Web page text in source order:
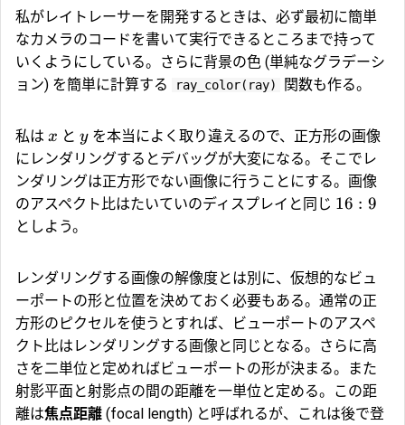
私がレイトレーサーを開発するときは、必ず最初に簡単
なカメラのコードを書いて実行できるところまで持って
いくようにしている。さらに背景の色 (単純なグラデーシ
ョン) を簡単に計算する
ray_color(ray) 関数も作る。
私は x と yを本当によく取り違えるので、正方形の画像
にレンダリングするとデバッグが大変になる。そこでレ
ンダリングは正方形でない画像に行うことにする。画像
のアスペクト比はたいていのディスプレイと同じ 16 : 9
としよう。
レンダリングする画像の解像度とは別に、仮想的なビュ
ーポートの形と位置を決めておく必要もある。通常の正
方形のピクセルを使うとすれば、ビューポートのアスペ
クト比はレンダリングする画像と同じとなる。さらに高
さを二単位と定めればビューポートの形が決まる。また
射影平面と射影点の間の距離を一単位と定める。この距
離は焦点距離 (focal length) と呼ばれるが、これは後で登